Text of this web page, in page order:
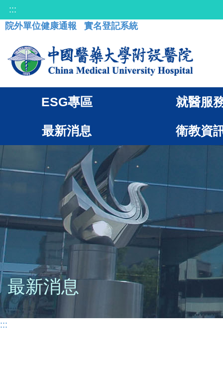
:::
院外單位健康通報
實名登記系統
ESG專區 就醫服
最新消息 衛教資
最新消息
:::